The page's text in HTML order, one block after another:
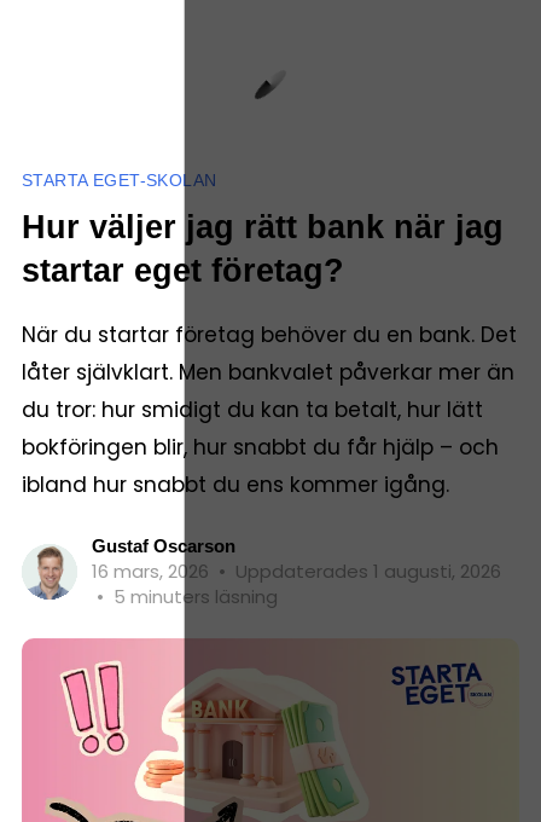
STARTA EGET-SKOLAN
Hur väljer jag rätt bank när jag
startar eget företag?
När du startar företag behöver du en bank. Det
låter självklart. Men bankvalet påverkar mer än
du tror: hur smidigt du kan ta betalt, hur lätt
bokföringen blir, hur snabbt du får hjälp – och
ibland hur snabbt du ens kommer igång.
Gustaf Oscarson
16 mars, 2026 • Uppdaterades 1 augusti, 2026
• 5 minuters läsning